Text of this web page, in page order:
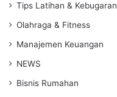
Tips Latihan & Kebugaran
Olahraga & Fitness
Manajemen Keuangan
NEWS
Bisnis Rumahan